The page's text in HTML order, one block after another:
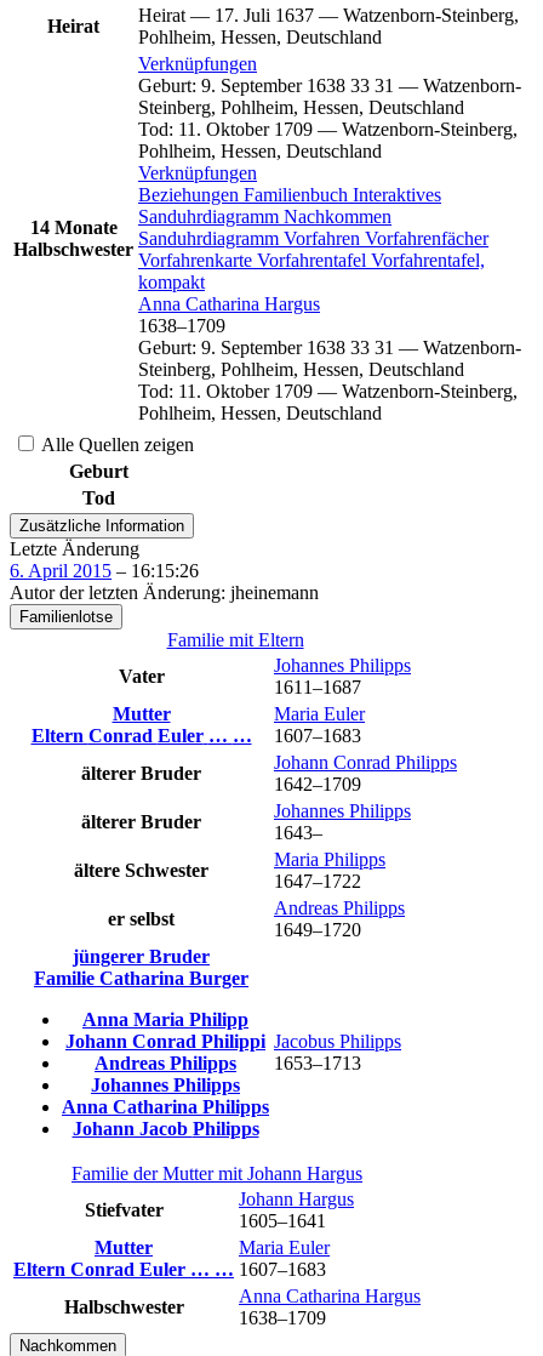
Heirat
Heirat — 17. Juli 1637 — Watzenborn-Steinberg,
Pohlheim, Hessen, Deutschland
14 Monate
Halbschwester
Verknüpfungen
Geburt: 9. September 1638 33 31 — Watzenborn-
Steinberg, Pohlheim, Hessen, Deutschland
Tod: 11. Oktober 1709 — Watzenborn-Steinberg,
Pohlheim, Hessen, Deutschland
Verknüpfungen
Beziehungen Familienbuch Interaktives
Sanduhrdiagramm Nachkommen
Sanduhrdiagramm Vorfahren Vorfahrenfächer
Vorfahrenkarte Vorfahrentafel Vorfahrentafel,
kompakt
Anna Catharina Hargus
1638–1709
Geburt: 9. September 1638 33 31 — Watzenborn-
Steinberg, Pohlheim, Hessen, Deutschland
Tod: 11. Oktober 1709 — Watzenborn-Steinberg,
Pohlheim, Hessen, Deutschland
Alle Quellen zeigen
Geburt
Tod
Zusätzliche Information
Letzte Änderung
6. April 2015 – 16:15:26
Autor der letzten Änderung: jheinemann
Familienlotse
Familie mit Eltern
Vater
Johannes Philipps
1611–1687
Mutter
Eltern Conrad Euler … …
Maria Euler
1607–1683
älterer Bruder
Johann Conrad Philipps
1642–1709
älterer Bruder
Johannes Philipps
1643–
ältere Schwester
Maria Philipps
1647–1722
er selbst
Andreas Philipps
1649–1720
jüngerer Bruder
Familie Catharina Burger
Anna Maria Philipp
Johann Conrad Philippi
Andreas Philipps
Johannes Philipps
Anna Catharina Philipps
Johann Jacob Philipps
Jacobus Philipps
1653–1713
Familie der Mutter mit Johann Hargus
Stiefvater
Johann Hargus
1605–1641
Mutter
Eltern Conrad Euler … …
Maria Euler
1607–1683
Halbschwester
Anna Catharina Hargus
1638–1709
Nachkommen